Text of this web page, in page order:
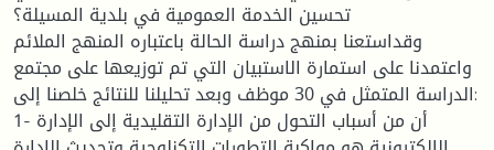
تحسين الخدمة العمومية في بلدية المسيلة؟
وقداستعنا بمنهج دراسة الحالة باعتباره المنهج الملائم
واعتمدنا على استمارة الاستبيان التي تم توزيعها على مجتمع
الدراسة المتمثل في 30 موظف وبعد تحليلنا للنتائج خلصنا إلى:
1- أن من أسباب التحول من الإدارة التقليدية إلى الإدارة